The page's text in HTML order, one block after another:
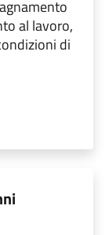
al lavoro,
di